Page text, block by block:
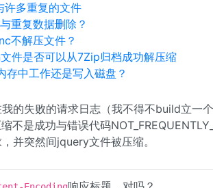
许多重复的文件
重复数据删除？
不解压文件？
件是否可以从7Zip归档成功解压缩
存中工作还是写入磁盘？
的失败的请求日志（我不得不build立一
不是成功与错误代码
并突然间jquery文件被压缩。